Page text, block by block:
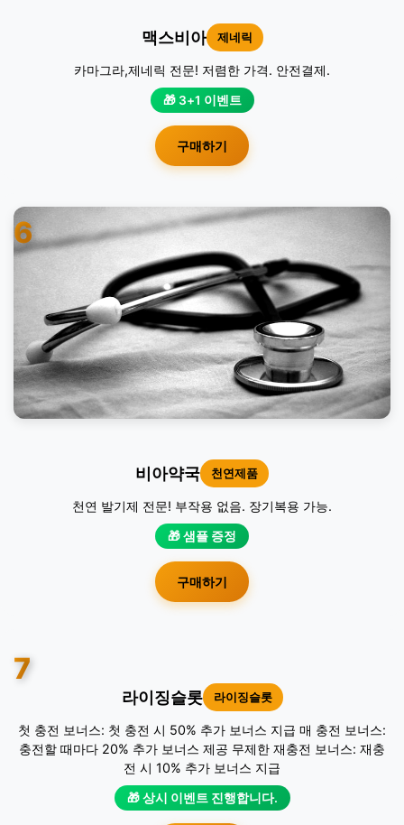
맥스비아 제네릭
카마그라,제네릭 전문! 저렴한 가격. 안전결제.
🎁 3+1 이벤트
구매하기
6
비아약국 천연제품
천연 발기제 전문! 부작용 없음. 장기복용 가능.
🎁 샘플 증정
구매하기
7
라이징슬롯 라이징슬롯
첫 충전 보너스: 첫 충전 시 50% 추가 보너스 지급 매 충전 보너스:
충전할 때마다 20% 추가 보너스 제공 무제한 재충전 보너스: 재충
전 시 10% 추가 보너스 지급
🎁 상시 이벤트 진행합니다.